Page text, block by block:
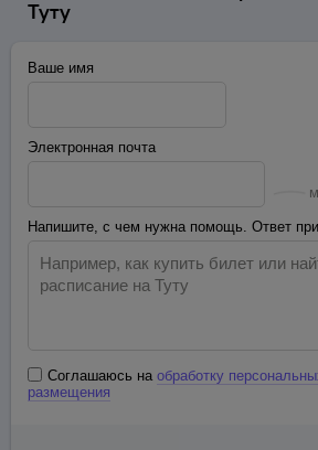
Туту
Ваше имя
Электронная почта
Напишите, с чем нужна помощь. Ответ
Соглашаюсь на обработку
размещения